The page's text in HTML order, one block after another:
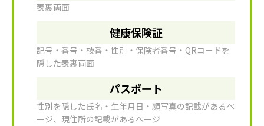
表裏両面
健康保険証
記号・番号・枝番・性別・保険者番号・QRコードを
隠した表裏両面
パスポート
性別を隠した氏名・生年月日・顔写真の記載があるペ
ージ、現住所の記載があるページ